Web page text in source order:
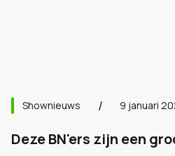
Shownieuws 9 januari
Deze BN'ers zijn een